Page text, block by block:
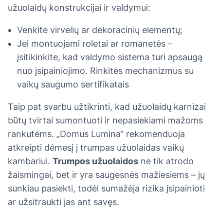
užuolaidų konstrukcijai ir valdymui:
Venkite virvelių ar dekoracinių elementų;
Jei montuojami roletai ar romanetės –
įsitikinkite, kad valdymo sistema turi apsaugą
nuo įsipainiojimo. Rinkitės mechanizmus su
vaikų saugumo sertifikatais
Taip pat svarbu užtikrinti, kad užuolaidų karnizai
būtų tvirtai sumontuoti ir nepasiekiami mažoms
rankutėms. „Domus Lumina“ rekomenduoja
atkreipti dėmesį į trumpas užuolaidas vaikų
kambariui. Trumpos užuolaidos ne tik atrodo
žaismingai, bet ir yra saugesnės mažiesiems – jų
sunkiau pasiekti, todėl sumažėja rizika įsipainioti
ar užsitraukti jas ant savęs.